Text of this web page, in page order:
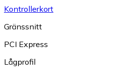
Kontrollerkort
Gränssnitt
PCI Express
Lågprofil